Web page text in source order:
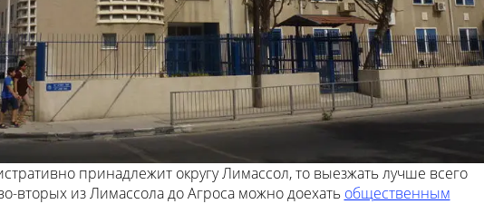
принадлежит округу Лимассол, то выезжать лучше всего
вторых из Лимассола до Агроса можно доехать общественным